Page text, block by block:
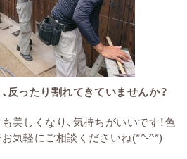
反ったり割れてきていませんか？
美しくなり、気持ちがいいです！色
気軽にご相談くださいね(*^-^*)